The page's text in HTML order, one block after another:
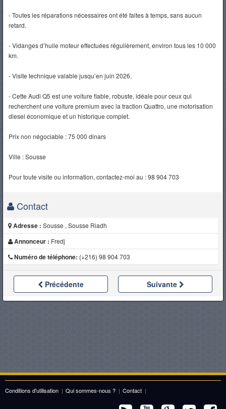
- Toutes les réparations nécessaires ont été faites à temps, sans aucun
retard.
- Vidanges d’huile moteur effectuées régulièrement, environ tous les 10 000
km.
- Visite technique valable jusqu’en juin 2026.
- Cette Audi Q5 est une voiture fiable, robuste, idéale pour ceux qui
recherchent une voiture premium avec la traction Quattro, une motorisation
diesel économique et un historique complet.
Prix non négociable : 75 000 dinars
Ville : Sousse
Pour toute visite ou information, contactez-moi au : 98 904 703
Contact
Adresse : Sousse , Sousse Riadh
Annonceur : Fredj
Numéro de téléphone: (+216) 98 904 703
Précédente Suivante
Conditions d'utilisation | Qui sommes-nous ? | Contact |